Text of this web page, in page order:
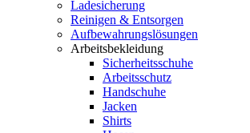
Ladesicherung
Reinigen & Entsorgen
Aufbewahrungslösungen
Arbeitsbekleidung
Sicherheitsschuhe
Arbeitsschutz
Handschuhe
Jacken
Shirts